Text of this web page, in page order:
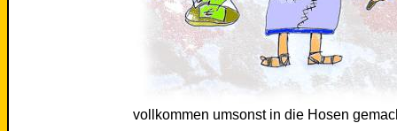
vollkommen umsonst in die Hosen